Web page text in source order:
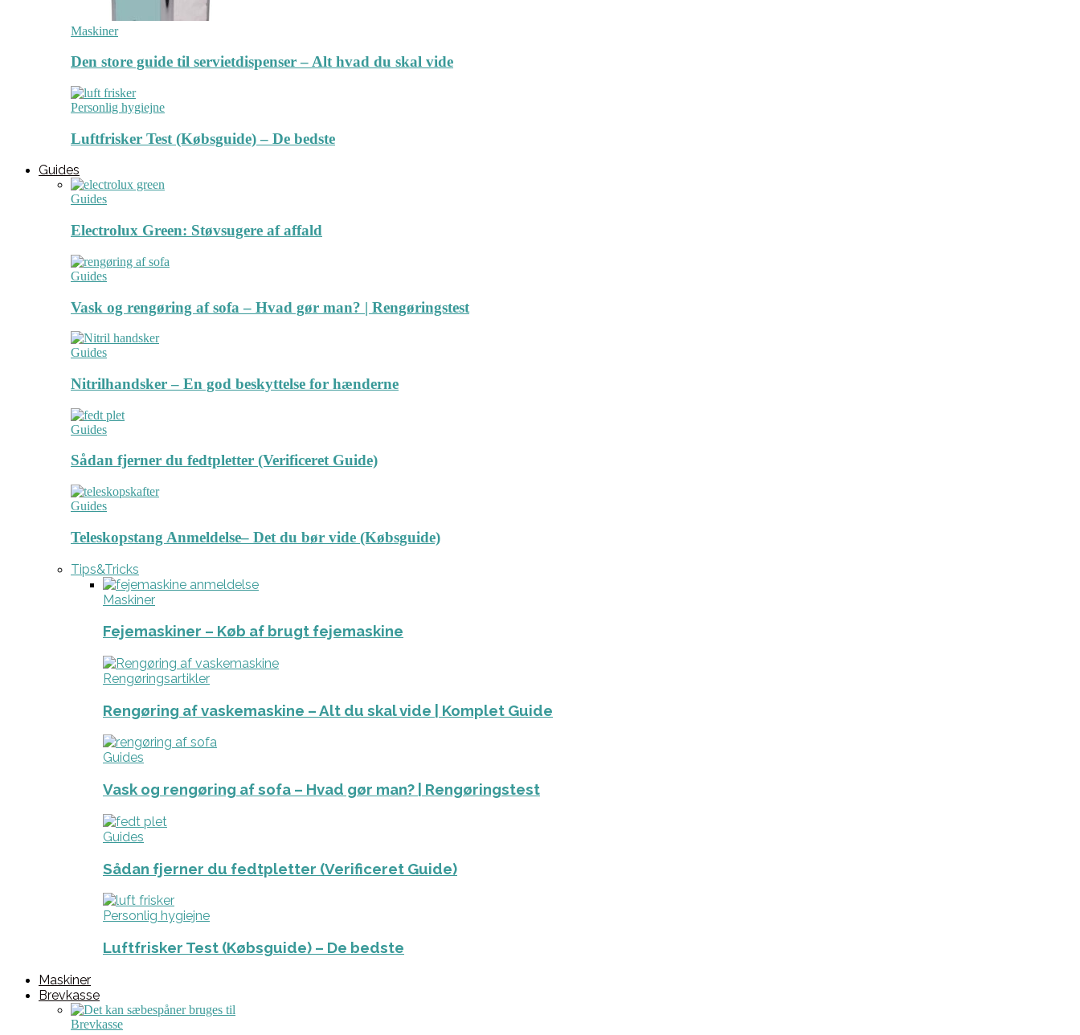
Maskiner
Den store guide til servietdispenser – Alt hvad du skal vide
Personlig hygiejne
Luftfrisker Test (Købsguide) – De bedste
Guides
Guides
Electrolux Green: Støvsugere af affald
Guides
Vask og rengøring af sofa – Hvad gør man? | Rengøringstest
Guides
Nitrilhandsker – En god beskyttelse for hænderne
Guides
Sådan fjerner du fedtpletter (Verificeret Guide)
Guides
Teleskopstang Anmeldelse– Det du bør vide (Købsguide)
Tips&Tricks
Maskiner
Fejemaskiner – Køb af brugt fejemaskine
Rengøringsartikler
Rengøring af vaskemaskine – Alt du skal vide | Komplet Guide
Guides
Vask og rengøring af sofa – Hvad gør man? | Rengøringstest
Guides
Sådan fjerner du fedtpletter (Verificeret Guide)
Personlig hygiejne
Luftfrisker Test (Købsguide) – De bedste
Maskiner
Brevkasse
Brevkasse